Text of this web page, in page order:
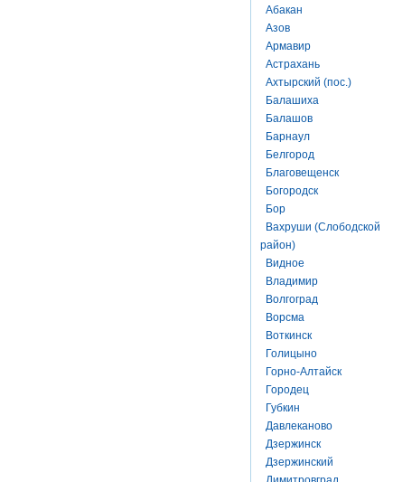
Абакан
Азов
Армавир
Астрахань
Ахтырский (пос.)
Балашиха
Балашов
Барнаул
Белгород
Благовещенск
Богородск
Бор
Вахруши (Слободской
район)
Видное
Владимир
Волгоград
Ворсма
Воткинск
Голицыно
Горно-Алтайск
Городец
Губкин
Давлеканово
Дзержинск
Дзержинский